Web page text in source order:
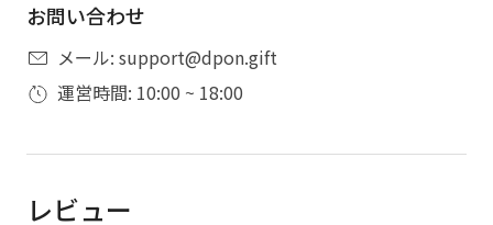
お問い合わせ
メール: support@dpon.gift
運営時間: 10:00 ~ 18:00
レビュー